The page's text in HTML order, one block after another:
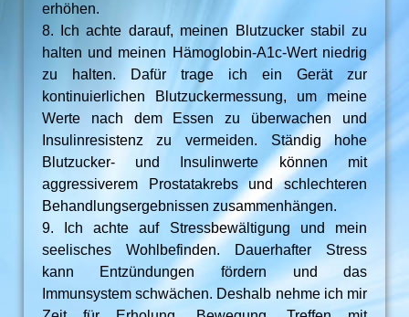
erhöhen.
8. Ich achte darauf, meinen Blutzucker stabil zu
halten und meinen Hämoglobin-A1c-Wert niedrig
zu halten. Dafür trage ich ein Gerät zur
kontinuierlichen Blutzuckermessung, um meine
Werte nach dem Essen zu überwachen und
Insulinresistenz zu vermeiden. Ständig hohe
Blutzucker- und Insulinwerte können mit
aggressiverem Prostatakrebs und schlechteren
Behandlungsergebnissen zusammenhängen.
9. Ich achte auf Stressbewältigung und mein
seelisches Wohlbefinden. Dauerhafter Stress
kann Entzündungen fördern und das
Immunsystem schwächen. Deshalb nehme ich mir